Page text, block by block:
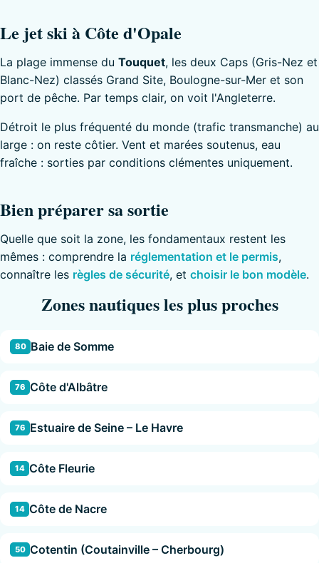
Le jet ski à Côte d'Opale
La plage immense du Touquet, les deux Caps (Gris-Nez et
Blanc-Nez) classés Grand Site, Boulogne-sur-Mer et son
port de pêche. Par temps clair, on voit l'Angleterre.
Détroit le plus fréquenté du monde (trafic transmanche) au
large : on reste côtier. Vent et marées soutenus, eau
fraîche : sorties par conditions clémentes uniquement.
Bien préparer sa sortie
Quelle que soit la zone, les fondamentaux restent les
mêmes : comprendre la réglementation et le permis,
connaître les règles de sécurité, et choisir le bon modèle.
Zones nautiques les plus proches
80 Baie de Somme
76 Côte d'Albâtre
76 Estuaire de Seine – Le Havre
14 Côte Fleurie
14 Côte de Nacre
50 Cotentin (Coutainville – Cherbourg)